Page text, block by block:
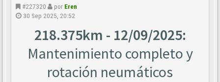
#227320 por Eren
30 Sep 2025, 20:52
218.375km - 12/09/2025:
Mantenimiento completo y
rotación neumáticos